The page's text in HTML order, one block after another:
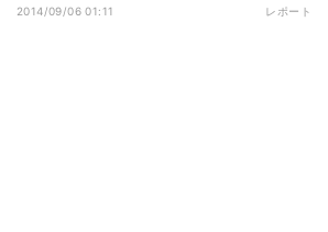
2014/09/06 01:11 レポート